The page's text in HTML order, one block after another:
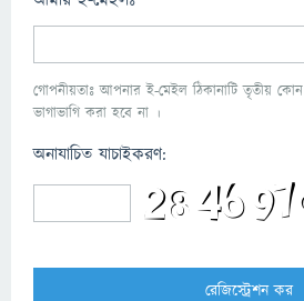
গোপনীয়তাঃ আপনার ই-মেইল ঠিকানাটি তৃতীয় কোন
ভাগাভাগি করা হবে না ।
অনাযাচিত যাচাইকরণ: